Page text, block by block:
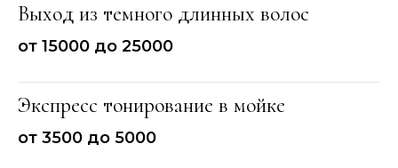
Выход из темного длинных волос
от 15000 до 25000
Экспресс тонирование в мойке
от 3500 до 5000